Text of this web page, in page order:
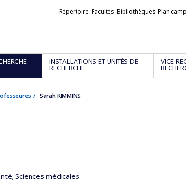
Liens
Répertoire Facultés Bibliothèques Plan
INSTALLATIONS ET UNITÉS DE
RECHERCHE
VICE-
Sarah KIMMINS
; Sciences médicales